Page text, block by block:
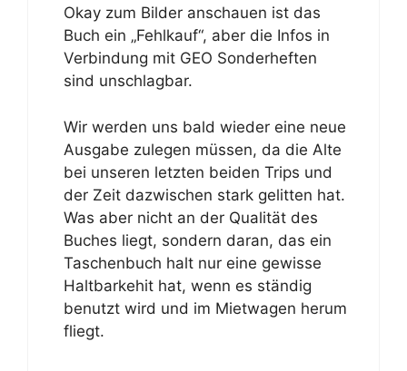
Okay zum Bilder anschauen ist das
Buch ein „Fehlkauf“, aber die Infos in
Verbindung mit GEO Sonderheften
sind unschlagbar.
Wir werden uns bald wieder eine neue
Ausgabe zulegen müssen, da die Alte
bei unseren letzten beiden Trips und
der Zeit dazwischen stark gelitten hat.
Was aber nicht an der Qualität des
Buches liegt, sondern daran, das ein
Taschenbuch halt nur eine gewisse
Haltbarkehit hat, wenn es ständig
benutzt wird und im Mietwagen herum
fliegt.